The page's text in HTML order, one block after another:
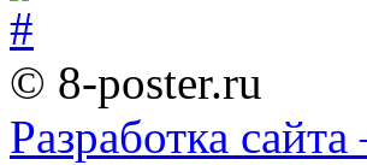
© 8-poster.ru
Разработка